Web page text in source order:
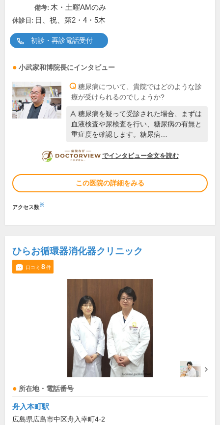
備考: 木・土曜AMのみ
休診日: 日、祝、第2・4・5木
初診・再診電話受付
小武家和博院長にインタビュー
糖尿病について、貴院ではどのような診
療が受けられるのでしょうか?
糖尿病を疑って受診された場合、まずは
血液検査や尿検査を行い、糖尿病の有無と
重症度を確認します。糖尿病…
DOCTORVIEW
でインタビュー全文を読む
この医院の詳細をみる
アクセス数※
ひらお循環器消化器クリニック
口コミ 8件
所在地・電話番号
舟入本町駅
広島県広島市中区舟入幸町4-2